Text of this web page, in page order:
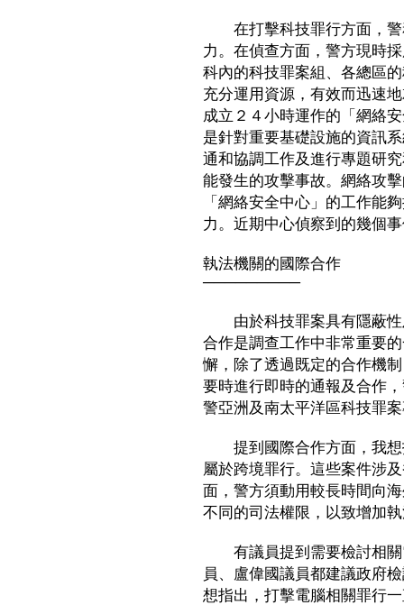
在打擊科技罪行方面，警
力。在偵查方面，警方現時
科內的科技罪案組、各總區
充分運用資源，有效而迅速
成立２４小時運作的「網絡
是針對重要基礎設施的資訊
通和協調工作及進行專題研
能發生的攻擊事故。網絡攻
「網絡安全中心」的工作能
力。近期中心偵察到的幾個
執法機關的國際合作
─────────
由於科技罪案具有隱蔽性
合作是調查工作中非常重要
懈，除了透過既定的合作機
要時進行即時的通報及合作
警亞洲及南太平洋區科技罪
提到國際合作方面，我想
屬於跨境罪行。這些案件涉
面，警方須動用較長時間向
不同的司法權限，以致增加
有議員提到需要檢討相關
員、盧偉國議員都建議政府
想指出，打擊電腦相關罪行